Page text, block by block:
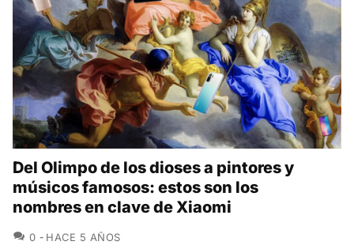
Del Olimpo de los dioses a pintores y
músicos famosos: estos son los
nombres en clave de Xiaomi
0 COMENTARIOS
HACE 5 AÑOS